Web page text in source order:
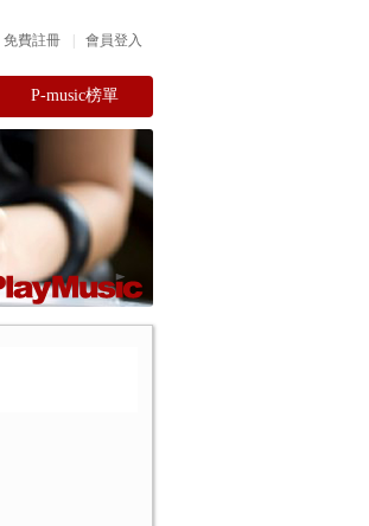
會員登入
免費註冊
P-music榜單